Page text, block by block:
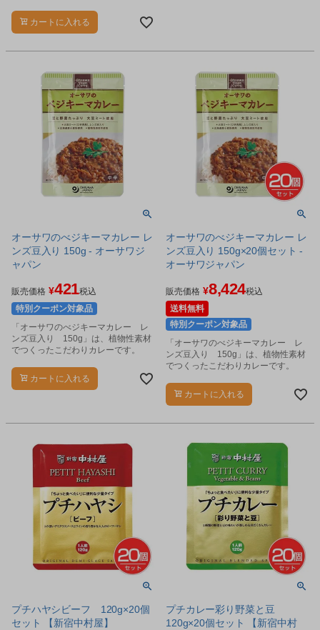
カートに入れる
オーサワのべジキーマカレー レ
ンズ豆入り 150g - オーサワジ
ャパン
販売価格 ¥421税込
特別クーポン対象品
「オーサワのべジキーマカレー レ
ンズ豆入り 150g」は、植物性素材
でつくったこだわりカレーです。
カートに入れる
オーサワのべジキーマカレー レ
ンズ豆入り 150g×20個セット -
オーサワジャパン
販売価格 ¥8,424税込
送料無料
特別クーポン対象品
「オーサワのべジキーマカレー レ
ンズ豆入り 150g」は、植物性素材
でつくったこだわりカレーです。
カートに入れる
プチハヤシビーフ 120g×20個
セット 【新宿中村屋】
プチカレー彩り野菜と豆
120g×20個セット 【新宿中村